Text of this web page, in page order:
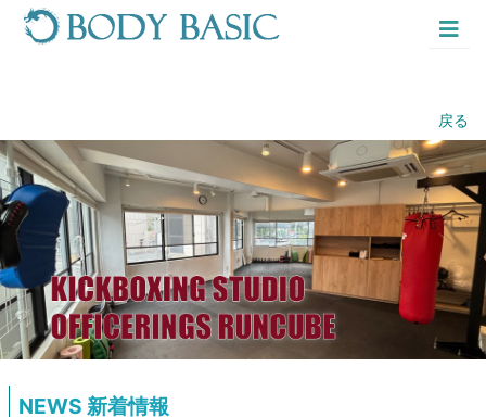
戻る
NEWS 新着情報
Home
Business
Philosophy
About
Link
Form